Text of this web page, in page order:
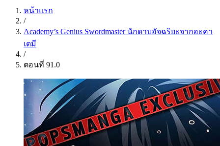
หน้าแรก
/
Academy’s Genius Swordmaster นักดาบอัจฉริยะจากอะคา
เดมี
/
ตอนที่ 91.0